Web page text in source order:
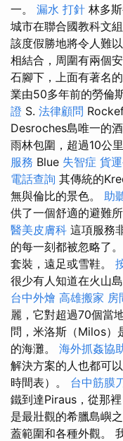
一。 漏水 打針 林多
城市在聯合國教科文
該度假勝地將令人難
相結合，周圍有兩個
石腳下，上面有著名
業由50多年前的勞倫
證 S. 法律顧問
Desroches島唯一的酒
雨林包圍，超過10公
服務 Blue 失智症 貨
電話查詢 其傳統的
無與倫比的景色。 助
供了一個舒適的避難
醫美皮膚科 這項服務
的每一刻都被忽略了
套裝，遠足或雪鞋。
很少有人知道在火山
台中外燴 高雄搬家 房
麗，它對超過70個當
問，米洛斯（Milos）
的海灘。 海外抓姦協
解決方案的人也都可
時間表）。 台中筋膜
鐵到達Piraus，從那
是最壯觀的希臘島嶼
蓋範圍和各種外觀。